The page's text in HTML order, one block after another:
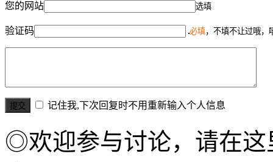
您的网站 选填
验证码 必填，不填不让过哦，
记住我,下次回复时不用重新输入个人信息
◎欢迎参与讨论，请在这